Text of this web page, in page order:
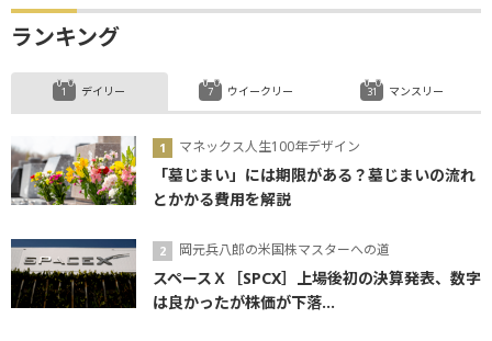
利下げ
ランキング
デイリー
マネックス人生100年デザイン
「墓じまい」には期限がある？墓じまいの流れ
とかかる費用を解説
岡元兵八郎の米国株マスターへの道
スペースＸ［SPCX］上場後初の決算発表、数字
は良かったが株価が下落...
ウイークリー マンスリー